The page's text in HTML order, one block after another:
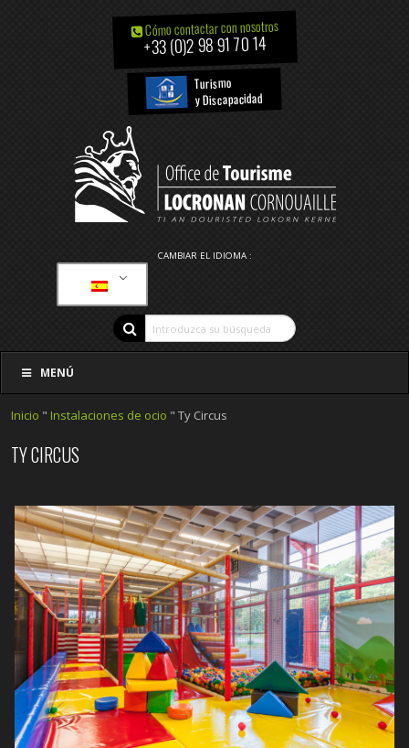
Cómo contactar con nosotros
+33 (0)2 98 91 70 14
Turismo
y Discapacidad
CAMBIAR EL IDIOMA :
MENÚ
Inicio " Instalaciones de ocio "Ty Circus
TY CIRCUS